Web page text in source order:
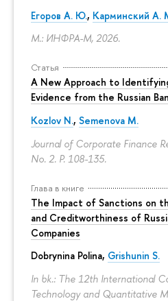
Егоров А. Ю., Карминский А.
М.: ИНФРА-М, 2026.
Статья
A New Approach to
Evidence from the Russian
Kozlov N., Semenova M.
Journal of Corporate Finance
No. 2. P. 108-135.
Глава в книге
The Impact of Sanctions on
and Creditworthiness of
Companies
Dobrynina Polina, Grishunin S.
In bk.: The 12th International
Technology and Quantitative